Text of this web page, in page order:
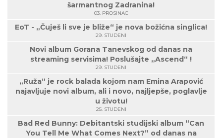
šarmantnog Zadranina!
03. PROSINAC
EoT - „Čuješ li sve je bliže“ je nova božićna singlica!
29. STUDENI
Novi album Gorana Tanevskog od danas na
streaming servisima! Poslušajte „Ascend“ !
29. STUDENI
„Ruža“ je rock balada kojom nam Emina Arapović
najavljuje novi album, ali i novo, najljepše, poglavlje
u životu!
25. STUDENI
Bad Red Bunny: Debitantski studijski album “Can
You Tell Me What Comes Next?” od danas na